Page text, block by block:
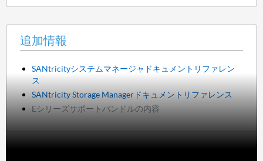
追加情報
SANtricityシステムマネージャドキュメントリファレン
ス
SANtricity Storage Managerドキュメントリファレンス
Eシリーズサポートバンドルの内容